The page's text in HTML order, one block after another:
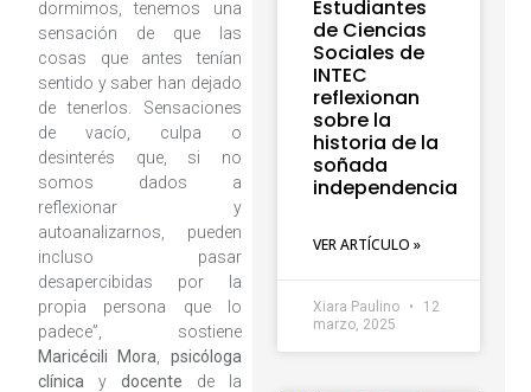
dormimos, tenemos una
sensación de que las
cosas que antes tenían
sentido y saber han dejado
de tenerlos. Sensaciones
de vacío, culpa o
desinterés que, si no
somos dados a
reflexionar y
autoanalizarnos, pueden
incluso pasar
desapercibidas por la
propia persona que lo
padece”, sostiene
Maricécili Mora
psicóloga
clínica y docente de la
Estudiantes
de Ciencias
Sociales de
INTEC
reflexionan
sobre la
historia de la
soñada
independencia
VER ARTÍCULO »
Xiara Paulino
12
marzo, 2025